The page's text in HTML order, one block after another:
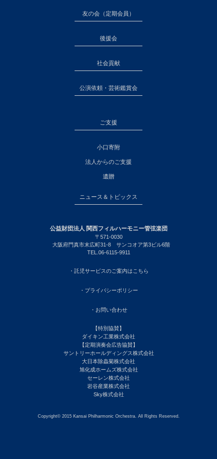
友の会（定期会員）
後援会
社会貢献
公演依頼・芸術鑑賞会
ご支援
小口寄附
法人からのご支援
遺贈
ニュース＆トピックス
公益財団法人 関西フィルハーモニー管弦楽団
〒571-0030
大阪府門真市末広町31-8 サンコオア第3ビル6階
TEL.06-6115-9911
・託児サービスのご案内はこちら
・プライバシーポリシー
・お問い合わせ
【特別協賛】
ダイキン工業株式会社
【定期演奏会広告協賛】
サントリーホールディングス株式会社
大日本除蟲菊株式会社
旭化成ホームズ株式会社
セーレン株式会社
岩谷産業株式会社
Sky株式会社
Copyright© 2015 Kansai Philharmonic Orchestra. All Rights Reserved.